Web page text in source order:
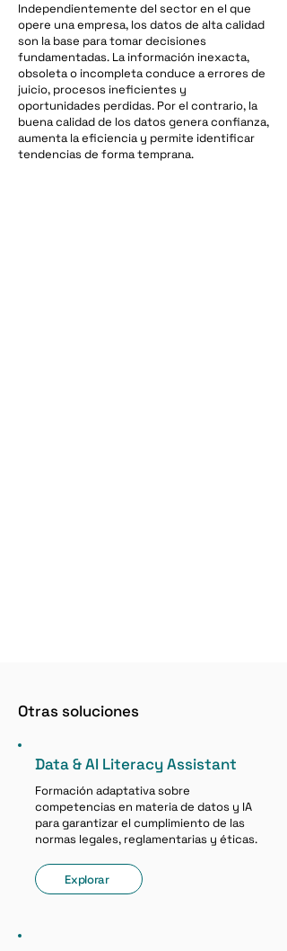
Independientemente del sector en el que
opere una empresa, los datos de alta calidad
son la base para tomar decisiones
fundamentadas. La información inexacta,
obsoleta o incompleta conduce a errores de
juicio, procesos ineficientes y
oportunidades perdidas. Por el contrario, la
buena calidad de los datos genera confianza,
aumenta la eficiencia y permite identificar
tendencias de forma temprana.
Otras soluciones
Data & AI Literacy Assistant
Formación adaptativa sobre
competencias en materia de datos y IA
para garantizar el cumplimiento de las
normas legales, reglamentarias y éticas.
Explorar